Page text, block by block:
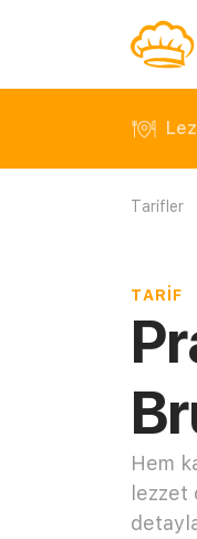
Tarifler
TARIF
Hem
lezzet